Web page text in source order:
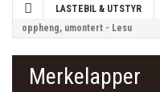
LASTEBIL & UTSTYR
oppheng, umontert - Lesu
Merkelapper